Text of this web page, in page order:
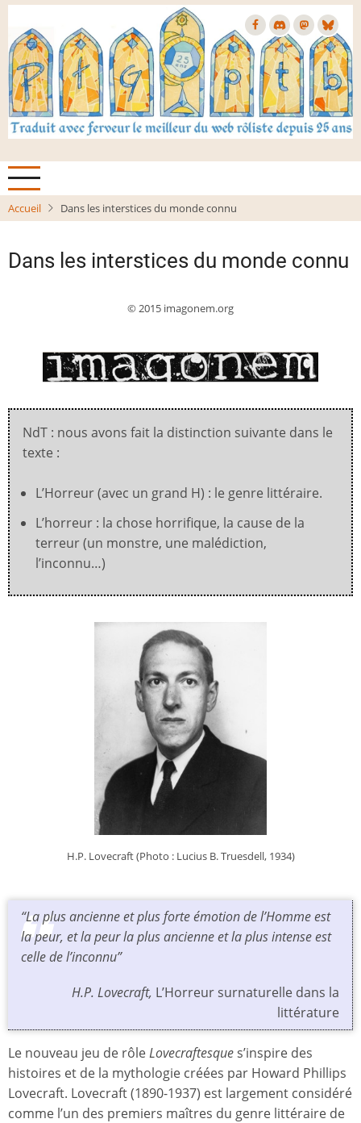
Aller
contenu
principal
Accueil Dans les interstices du monde connu
Dans les interstices du monde connu
© 2015 imagonem.org
NdT : nous avons fait la distinction suivante dans le
texte :
L’Horreur (avec un grand H) : le genre littéraire.
L’horreur : la chose horrifique, la cause de la
terreur (un monstre, une malédiction,
l’inconnu…)
H.P. Lovecraft (Photo : Lucius B. Truesdell, 1934)
“La plus ancienne et plus forte émotion de l’Homme est
la peur, et la peur la plus ancienne et la plus intense est
celle de l’inconnu”
H.P. Lovecraft, L’Horreur surnaturelle dans la
littérature
Le nouveau jeu de rôleLovecraftesques’inspire des
histoires et de la mythologie créées par Howard Phillips
Lovecraft. Lovecraft (1890-1937) est largement considéré
comme l’un des premiers maîtres du genre littéraire de